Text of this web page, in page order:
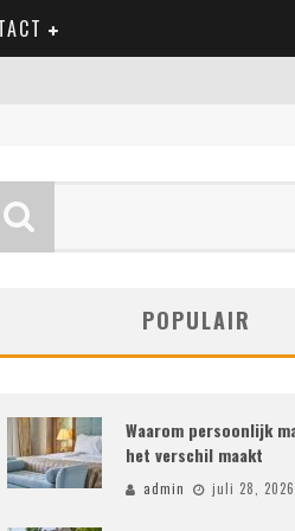
POPULAIR
Waarom persoonlijk
het verschil maakt
admin juli 28, 2026